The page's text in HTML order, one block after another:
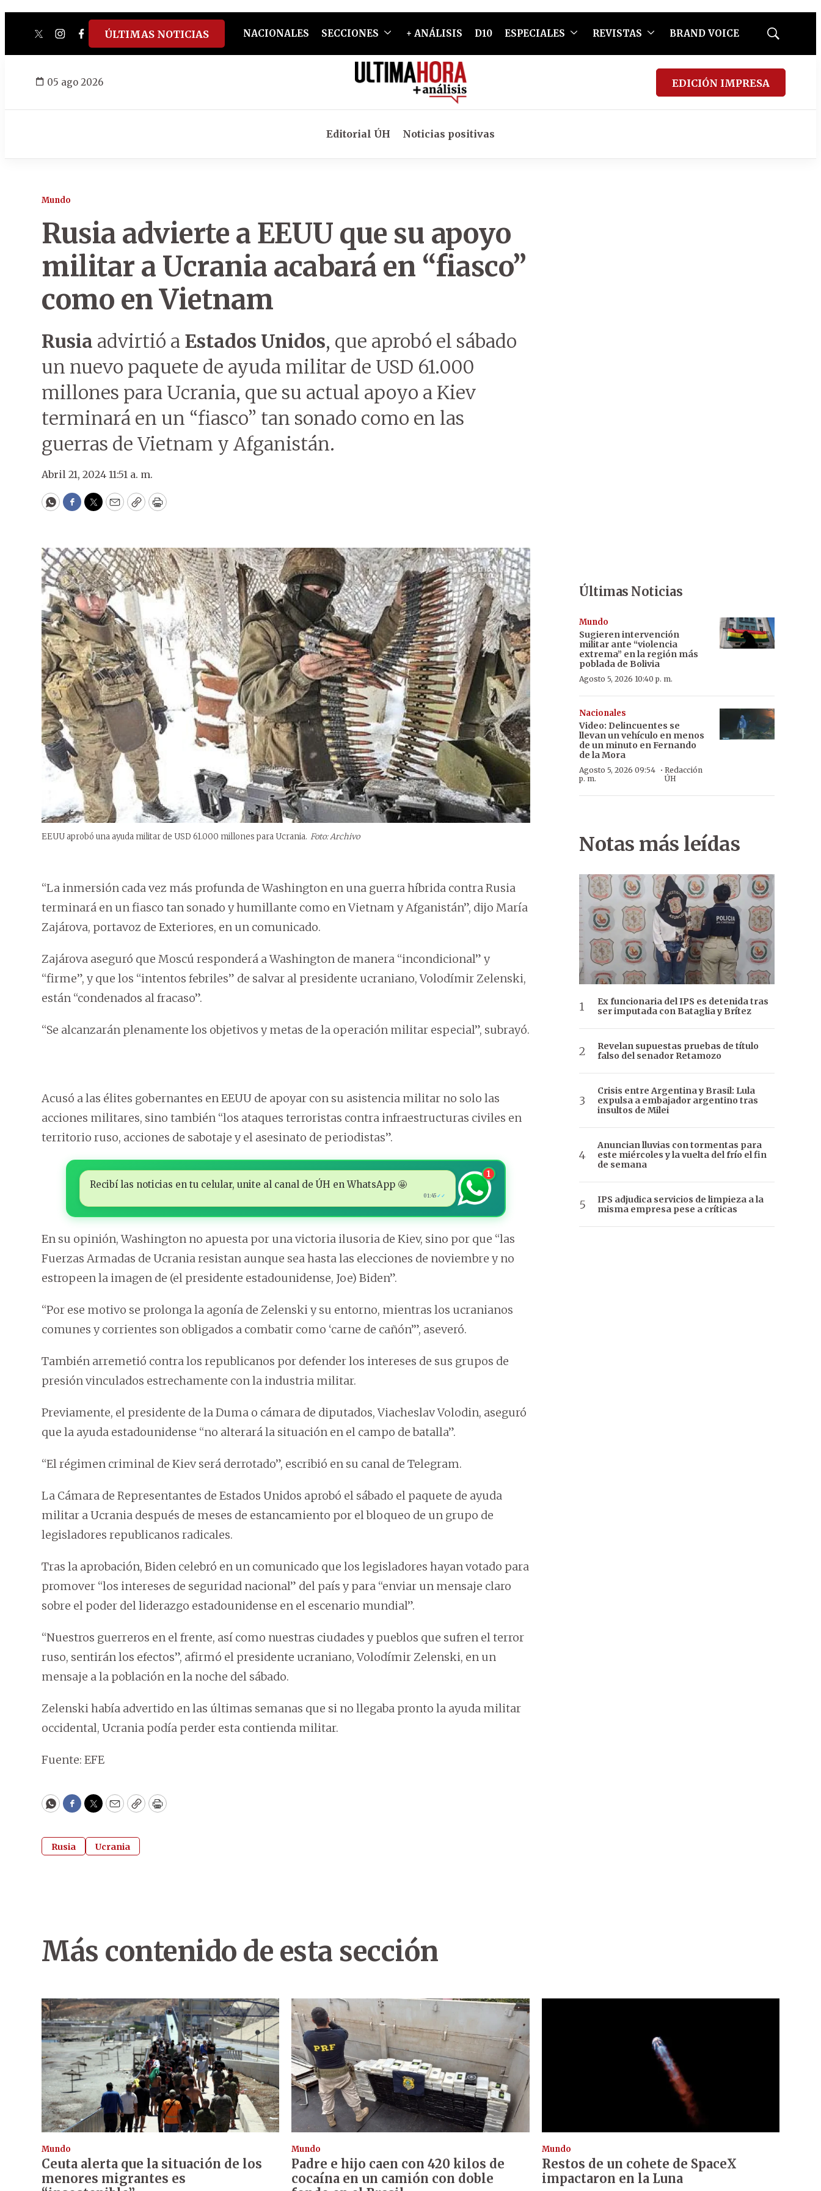
twitterinstagram
facebook
tiktokyoutube
spotify
ÚLTIMAS NOTICIAS NACIONALES SECCIONES + ANÁLISIS D10 ESPECIALES REVISTAS BRAND VOICE
Mostrar
05 ago 2026 EDICIÓN IMPRESA
Editorial ÚH Noticias positivas
Mundo
Rusia advierte a EEUU que su apoyo
militar a Ucrania acabará en “fiasco”
como en Vietnam
Rusia advirtió a Estados Unidos, que aprobó el sábado
un nuevo paquete de ayuda militar de USD 61.000
millones para Ucrania, que su actual apoyo a Kiev
terminará en un “fiasco” tan sonado como en las
guerras de Vietnam y Afganistán.
Abril 21, 2024 11:51 a. m.
WhatsApp
Facebook
Twitter
EmailCopyPrint
EEUU aprobó una ayuda militar de USD 61.000 millones para Ucrania. Foto: Archivo
“La inmersión cada vez más profunda de Washington en una guerra híbrida contra Rusia
terminará en un fiasco tan sonado y humillante como en Vietnam y Afganistán”, dijo María
Zajárova, portavoz de Exteriores, en un comunicado.
Zajárova aseguró que Moscú responderá a Washington de manera “incondicional” y
“firme”, y que los “intentos febriles” de salvar al presidente ucraniano, Volodímir Zelenski,
están “condenados al fracaso”.
“Se alcanzarán plenamente los objetivos y metas de la operación militar especial”, subrayó.
Acusó a las élites gobernantes en EEUU de apoyar con su asistencia militar no solo las
acciones militares, sino también “los ataques terroristas contra infraestructuras civiles en
territorio ruso, acciones de sabotaje y el asesinato de periodistas”.
Recibí las noticias en tu celular, unite al canal de ÚH en WhatsApp 🤩
01:45 ✓✓
1
En su opinión, Washington no apuesta por una victoria ilusoria de Kiev, sino por que “las
Fuerzas Armadas de Ucrania resistan aunque sea hasta las elecciones de noviembre y no
estropeen la imagen de (el presidente estadounidense, Joe) Biden”.
“Por ese motivo se prolonga la agonía de Zelenski y su entorno, mientras los ucranianos
comunes y corrientes son obligados a combatir como ‘carne de cañón’”, aseveró.
También arremetió contra los republicanos por defender los intereses de sus grupos de
presión vinculados estrechamente con la industria militar.
Previamente, el presidente de la Duma o cámara de diputados, Viacheslav Volodin, aseguró
que la ayuda estadounidense “no alterará la situación en el campo de batalla”.
“El régimen criminal de Kiev será derrotado”, escribió en su canal de Telegram.
La Cámara de Representantes de Estados Unidos aprobó el sábado el paquete de ayuda
militar a Ucrania después de meses de estancamiento por el bloqueo de un grupo de
legisladores republicanos radicales.
Tras la aprobación, Biden celebró en un comunicado que los legisladores hayan votado para
promover “los intereses de seguridad nacional” del país y para “enviar un mensaje claro
sobre el poder del liderazgo estadounidense en el escenario mundial”.
“Nuestros guerreros en el frente, así como nuestras ciudades y pueblos que sufren el terror
ruso, sentirán los efectos”, afirmó el presidente ucraniano, Volodímir Zelenski, en un
mensaje a la población en la noche del sábado.
Zelenski había advertido en las últimas semanas que si no llegaba pronto la ayuda militar
occidental, Ucrania podía perder esta contienda militar.
Fuente: EFE
WhatsApp
Facebook
Twitter
EmailCopyPrint
Rusia Ucrania
Últimas Noticias
Mundo
Sugieren intervención
militar ante “violencia
extrema” en la región más
poblada de Bolivia
Agosto 5, 2026 10:40 p. m.
Nacionales
Video: Delincuentes se
llevan un vehículo en menos
de un minuto en Fernando
de la Mora
Agosto 5, 2026 09:54
p. m.
· Redacción
ÚH
Notas más leídas
Ex funcionaria del IPS es detenida tras
ser imputada con Bataglia y Brítez
Revelan supuestas pruebas de título
falso del senador Retamozo
Crisis entre Argentina y Brasil: Lula
expulsa a embajador argentino tras
insultos de Milei
Anuncian lluvias con tormentas para
este miércoles y la vuelta del frío el fin
de semana
IPS adjudica servicios de limpieza a la
misma empresa pese a críticas
Más contenido de esta sección
Mundo
Ceuta alerta que la situación de los
menores migrantes es
Mundo
Padre e hijo caen con 420 kilos de
cocaína en un camión con doble
Mundo
Restos de un cohete de SpaceX
impactaron en la Luna